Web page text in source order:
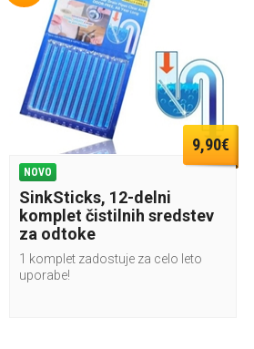
9,90€
NOVO
SinkSticks, 12-delni
komplet čistilnih sredstev
za odtoke
1 komplet zadostuje za celo leto
uporabe!